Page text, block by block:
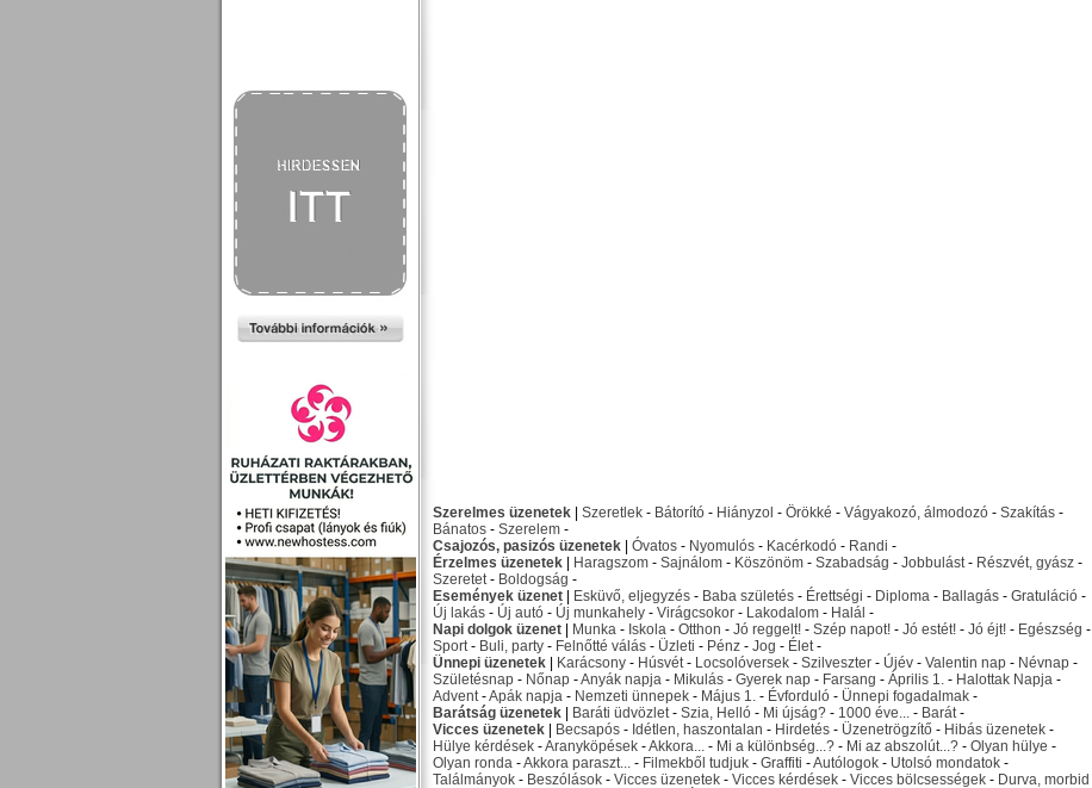
Szerelmes üzenetek Szeretlek - Bátorító - Hiányzol - Örökké - Vágyakozó, álmodozó - Szakítás -
Bánatos - Szerelem -
Csajozós, pasizós üzenetek
Óvatos - Nyomulós - Kacérkodó - Randi -
Érzelmes üzenetek
Haragszom - Sajnálom - Köszönöm - Szabadság - Jobbulást- Részvét, gyász -
Szeretet- Boldogság -
Események üzenet
Esküvő, eljegyzés - Baba születés - Érettségi - Diploma - Ballagás - Gratuláció -
Új lakás - Új autó - Új munkahely - Virágcsokor - Lakodalom - Halál -
Napi dolgok üzenet
Munka - Iskola - Otthon - Jó reggelt! - Szép napot! - Jó estét! - Jó éjt! - Egészség -
Sport- Buli, party - Felnőtté válás - Üzleti - Pénz - Jog - Élet-
Ünnepi üzenetek
Karácsony - Húsvét- Locsolóversek - Szilveszter - Újév - Valentin nap - Névnap -
Születésnap - Nőnap -Anyák napja - Mikulás - Gyerek nap - Farsang - Április 1. - Halottak Napja -
Advent-Apák napja - Nemzeti ünnepek - Május 1. - Évforduló - Ünnepi fogadalmak -
Barátság üzenetek
Baráti üdvözlet- Szia, Helló - Mi újság? - 1000 éve... - Barát-
Vicces üzenetek
Becsapós - Idétlen, haszontalan - Hirdetés - Üzenetrögzítő - Hibás üzenetek -
Hülye kérdések -Aranyköpések -Akkora... - Mi a különbség...? - Mi az abszolút...? - Olyan hülye -
Olyan ronda -Akkora paraszt... - Filmekből tudjuk - Graffiti -Autólogok - Utolsó mondatok -
Találmányok - Beszólások - Vicces üzenetek - Vicces kérdések - Vicces bölcsességek - Durva, morbid